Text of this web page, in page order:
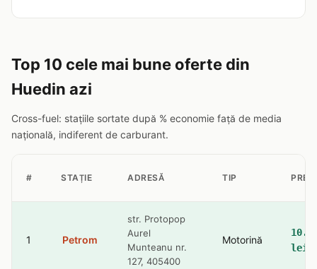
Top 10 cele mai bune oferte din
Huedin azi
Cross-fuel: stațiile sortate după % economie față de media
națională, indiferent de carburant.
# STAȚIE ADRESĂ TIP PREȚ
1 Petrom
str. Protopop
Aurel
Munteanu nr.
127, 405400
Motorină
lei